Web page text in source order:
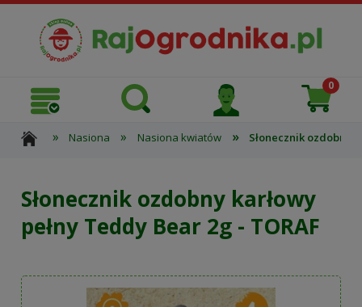
» Nasiona » Nasiona kwiatów » Słonecznik ozdobny
Słonecznik ozdobny karłowy
pełny Teddy Bear 2g - TORAF